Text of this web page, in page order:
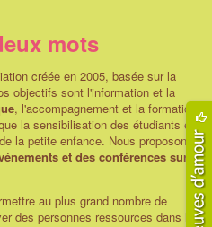
mots
créée en 2005, basée sur la
objectifs sont l'information et la
, l'accompagnement et la formation
la sensibilisation des étudiants et
la petite enfance. Nous proposons
et des conférences sur le
au plus grand nombre de
des personnes ressources dans leur